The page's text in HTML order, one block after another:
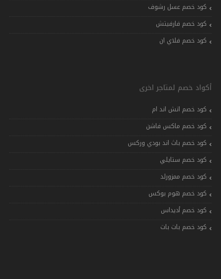
كود خصم عسل رشوف
كود خصم فارفيتش
كود خصم فلاي ان
أكواد خصم لمتاجر اخرى
كود خصم اتش اند ام
كود خصم ماكس فاشن
كود خصم باث اند بودي وركس
كود خصم ستايلي
كود خصم ممزورلد
كود خصم هوم بوكس
كود خصم أديداس
كود خصم بات بات